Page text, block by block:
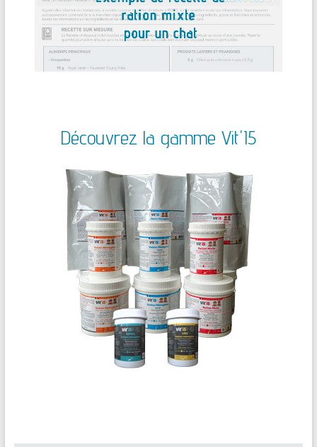
Découvrez la gamme Vit'I5